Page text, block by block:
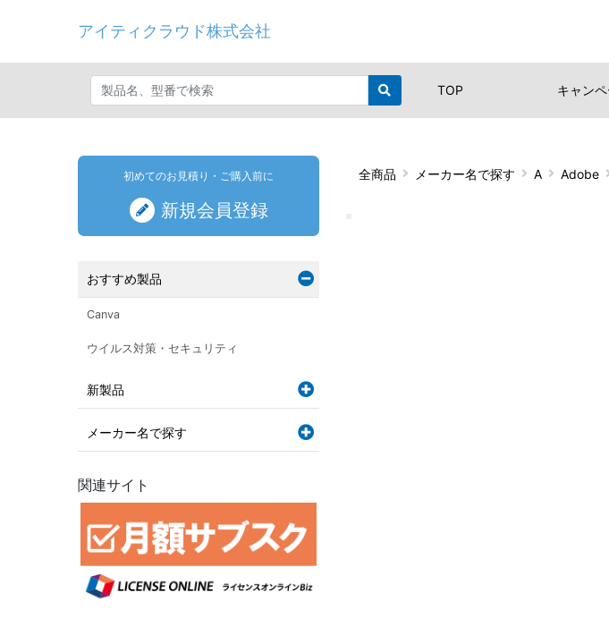
アイティクラウド株式会社
TOP キャン
全商品 メーカー名で探す A Adobe
初めてのお見積り・ご購入前に
新規会員登録
おすすめ製品
Canva
ウイルス対策・セキュリティ
新製品
メーカー名で探す
関連サイト